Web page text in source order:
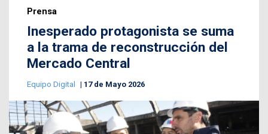
Prensa
Inesperado protagonista se suma
a la trama de reconstrucción del
Mercado Central
Equipo Digital 17 de Mayo 2026